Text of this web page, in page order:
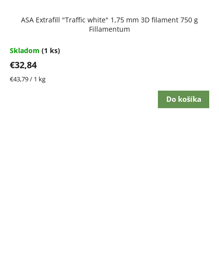
ASA Extrafill "Traffic white" 1,75 mm 3D filament 750 g
Fillamentum
Skladom (1 ks)
€32,84
Jednotková
€43,79 / 1 kg
Do košíka